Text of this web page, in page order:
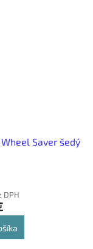
Saver šedý
DPH